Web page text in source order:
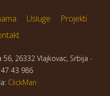
Usluge
Projekti
56, 26332 Vlajkovac, Srbija -
43 986
ClickMan